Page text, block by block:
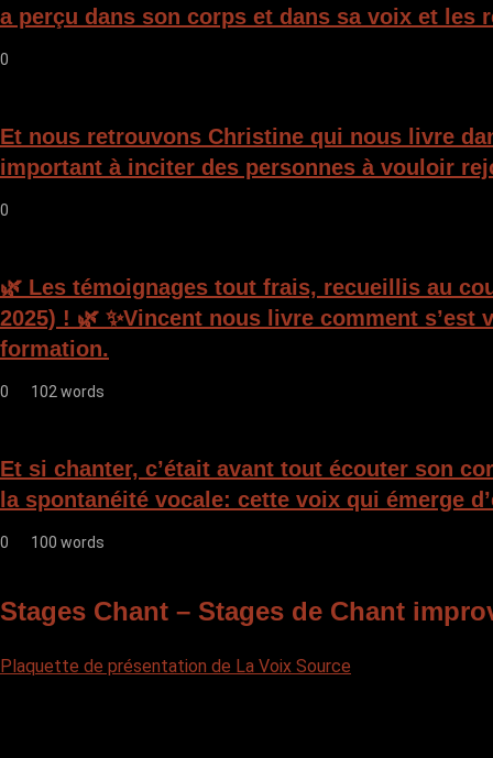
a perçu dans son corps et dans sa voix et les
0
Et nous retrouvons Christine qui nous livre
important à inciter des personnes à vouloir
0
🌿 Les témoignages tout frais, recueillis au
2025) ! 🌿 ✨Vincent nous livre comment
formation.
0 102 words
Et si chanter, c’était avant tout écouter son
la spontanéité vocale: cette voix qui émerge
0 100 words
Stages Chant – Stages de Chant
Plaquette de présentation de La Voix Source